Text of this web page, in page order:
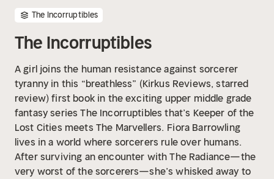
The Incorruptibles
The Incorruptibles
A girl joins the human resistance against sorcerer
tyranny in this “breathless” (Kirkus Reviews, starred
review) first book in the exciting upper middle grade
fantasy series The Incorruptibles that’s Keeper of the
Lost Cities meets The Marvellers. Fiora Barrowling
lives in a world where sorcerers rule over humans.
After surviving an encounter with The Radiance—the
very worst of the sorcerers—she’s whisked away to